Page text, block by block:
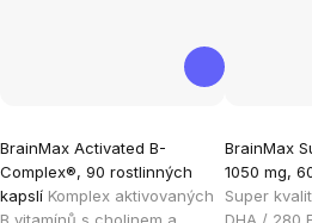
BrainMax Activated B-
Complex®, 90 rostlinných
kapslí Komplex aktivovaných
hodnocení
produktu
je
BrainMax
1050 mg,
Super
produktu
je